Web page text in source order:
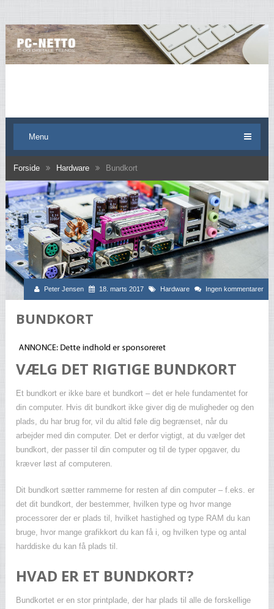
Menu
Forside Hardware Bundkort
Peter Jensen 18. marts 2017 Hardware Ingen kommentarer
BUNDKORT
VÆLG DET RIGTIGE BUNDKORT
Et bundkort er ikke bare et bundkort – det er hele fundamentet for
din computer. Hvis dit bundkort ikke giver dig de muligheder og den
plads, du har brug for, vil du altid føle dig begrænset, når du
arbejder med din computer. Det er derfor vigtigt, at du vælger det
bundkort, der passer til din computer og til de typer opgaver, du
kræver løst af computeren.
Dit bundkort sætter rammerne for resten af din computer – f.eks. er
det dit bundkort, der bestemmer, hvilken type og hvor mange
processorer der er plads til, hvilket hastighed og type RAM du kan
bruge, hvor mange grafikkort du kan få i, og hvilken type og antal
harddiske du kan få plads til.
HVAD ER ET BUNDKORT?
Bundkortet er en stor printplade, der har plads til alle de forskellige